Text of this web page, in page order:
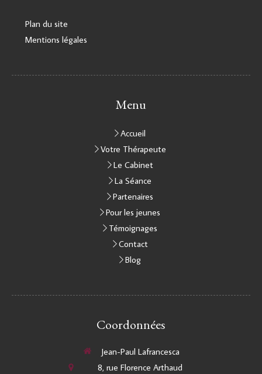
Plan du site
Mentions légales
Menu
Accueil
Votre Thérapeute
Le Cabinet
La Séance
Partenaires
Pour les jeunes
Témoignages
Contact
Blog
Coordonnées
Jean-Paul Lafrancesca
8, rue Florence Arthaud